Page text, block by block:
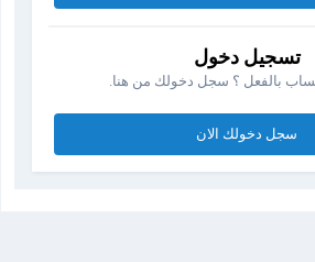
تسجيل دخول
بالفعل ؟ سجل دخولك من هنا.
سجل دخولك الان